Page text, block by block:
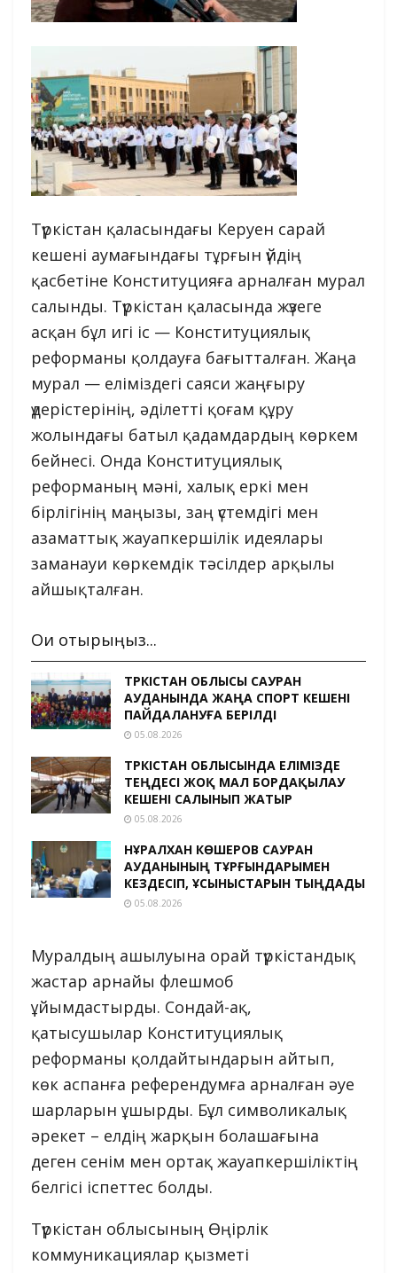
Түркістан қаласындағы Керуен сарай
кешені аумағындағы тұрғын үйдің
қасбетіне Конституцияға арналған мурал
салынды. Түркістан қаласында жүзеге
асқан бұл игі іс — Конституциялық
реформаны қолдауға бағытталған. Жаңа
мурал — еліміздегі саяси жаңғыру
үдерістерінің, әділетті қоғам құру
жолындағы батыл қадамдардың көркем
бейнесі. Онда Конституциялық
реформаның мәні, халық еркі мен
бірлігінің маңызы, заң үстемдігі мен
азаматтық жауапкершілік идеялары
заманауи көркемдік тәсілдер арқылы
айшықталған.
Оқи отырыңыз...
ТҮРКІСТАН ОБЛЫСЫ САУРАН
АУДАНЫНДА ЖАҢА СПОРТ КЕШЕНІ
ПАЙДАЛАНУҒА БЕРІЛДІ
05.08.2026
ТҮРКІСТАН ОБЛЫСЫНДА ЕЛІМІЗДЕ
ТЕҢДЕСІ ЖОҚ МАЛ БОРДАҚЫЛАУ
КЕШЕНІ САЛЫНЫП ЖАТЫР
05.08.2026
НҰРАЛХАН КӨШЕРОВ САУРАН
АУДАНЫНЫҢ ТҰРҒЫНДАРЫМЕН
КЕЗДЕСІП, ҰСЫНЫСТАРЫН ТЫҢДАДЫ
05.08.2026
Муралдың ашылуына орай түркістандық
жастар арнайы флешмоб
ұйымдастырды. Сондай-ақ,
қатысушылар Конституциялық
реформаны қолдайтындарын айтып,
көк аспанға референдумға арналған әуе
шарларын ұшырды. Бұл символикалық
әрекет – елдің жарқын болашағына
деген сенім мен ортақ жауапкершіліктің
белгісі іспеттес болды.
Түркістан облысының Өңірлік
коммуникациялар қызметі